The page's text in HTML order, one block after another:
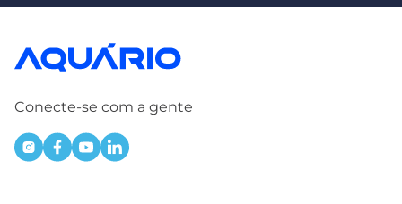
Conecte-se com a gente